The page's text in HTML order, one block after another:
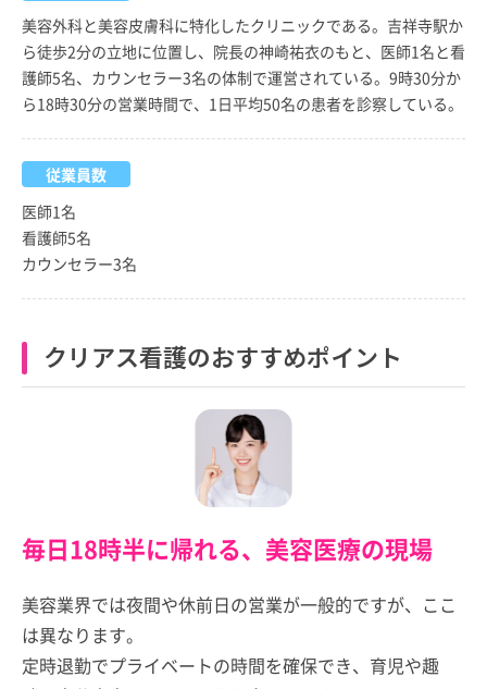
美容外科と美容皮膚科に特化したクリニックである。吉祥寺駅か
ら徒歩2分の立地に位置し、院長の神崎祐衣のもと、医師1名と看
護師5名、カウンセラー3名の体制で運営されている。9時30分か
ら18時30分の営業時間で、1日平均50名の患者を診察している。
従業員数
医師1名
看護師5名
カウンセラー3名
クリアス看護のおすすめポイント
毎日18時半に帰れる、美容医療の現場
美容業界では夜間や休前日の営業が一般的ですが、ここ
は異なります。
定時退勤でプライベートの時間を確保でき、育児や趣